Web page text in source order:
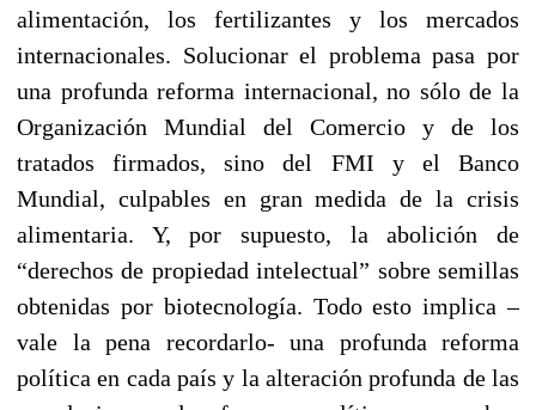
alimentación, los fertilizantes y los mercados
internacionales. Solucionar el problema pasa por
una profunda reforma internacional, no sólo de la
Organización Mundial del Comercio y de los
tratados firmados, sino del FMI y el Banco
Mundial, culpables en gran medida de la crisis
alimentaria. Y, por supuesto, la abolición de
“derechos de propiedad intelectual” sobre semillas
obtenidas por biotecnología. Todo esto implica –
vale la pena recordarlo- una profunda reforma
política en cada país y la alteración profunda de las